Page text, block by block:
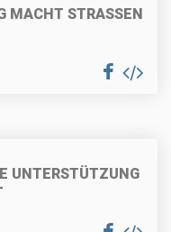
STRASSEN S
UNTERSTÜTZUNG